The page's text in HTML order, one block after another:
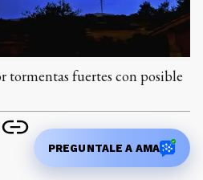
tormentas fuertes con posible
PREGUNTALE A AMA